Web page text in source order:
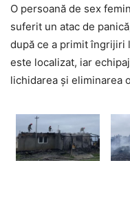
O persoană de sex
suferit un atac de
după ce a primit îngrijiri
este localizat, iar
lichidarea și eliminarea